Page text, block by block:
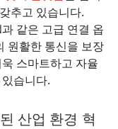
추고 있습니다.
같은 고급 연결 옵
원활한 통신을 보장
스마트하고 자율
습니다.
산업 환경 혁